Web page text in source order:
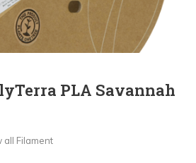
PLA Savannah
all Filament